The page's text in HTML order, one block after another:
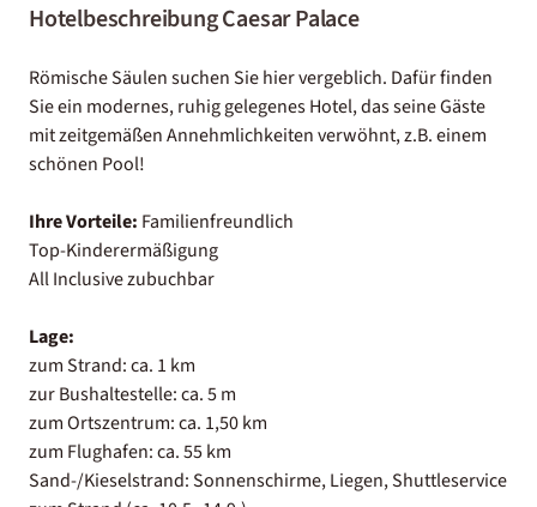
Hotelbeschreibung Caesar Palace
Römische Säulen suchen Sie hier vergeblich. Dafür finden
Sie ein modernes, ruhig gelegenes Hotel, das seine Gäste
mit zeitgemäßen Annehmlichkeiten verwöhnt, z.B. einem
schönen Pool!
Ihre Vorteile: Familienfreundlich
Top-Kinderermäßigung
All Inclusive zubuchbar
Lage:
zum Strand: ca. 1 km
zur Bushaltestelle: ca. 5 m
zum Ortszentrum: ca. 1,50 km
zum Flughafen: ca. 55 km
Sand-/Kieselstrand: Sonnenschirme, Liegen, Shuttleservice